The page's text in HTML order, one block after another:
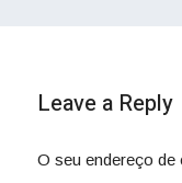
Leave a Reply
O seu endereço de